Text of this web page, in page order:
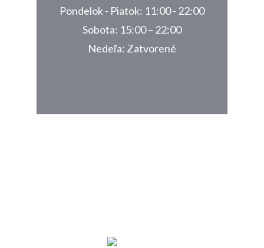
Pondelok - Piatok: 11:00 - 22:00
Sobota: 15:00 – 22:00
Nedeľa: Zatvorené